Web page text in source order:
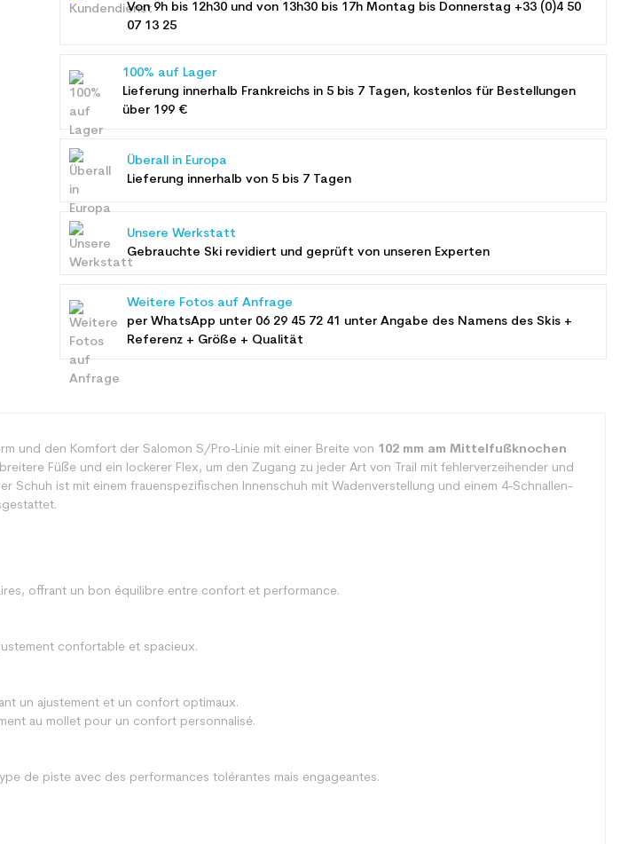
Von 9h bis 12h30 und von 13h30 bis 17h Montag bis Donnerstag +33 (0)4 50
07 13 25
100% auf Lager
Lieferung innerhalb Frankreichs in 5 bis 7 Tagen, kostenlos für Bestellungen
über 199 €
Überall in Europa
Lieferung innerhalb von 5 bis 7 Tagen
Unsere Werkstatt
Gebrauchte Ski revidiert und geprüft von unseren Experten
Weitere Fotos auf Anfrage
per WhatsApp unter 06 29 45 72 41 unter Angabe des Namens des Skis +
Referenz + Größe + Qualität
und den Komfort der Salomon S/Pro-Linie mit einer Breite von 102 mm am Mittelfußknochen
Füße und ein lockerer Flex, um den Zugang zu jeder Art von Trail mit fehlerverzeihender und
Schuh ist mit einem frauenspezifischen Innenschuh mit Wadenverstellung und einem 4-Schnallen-
offrant un bon équilibre entre confort et performance.
confortable et spacieux.
un ajustement et un confort optimaux.
au mollet pour un confort personnalisé.
de piste avec des performances tolérantes mais engageantes.